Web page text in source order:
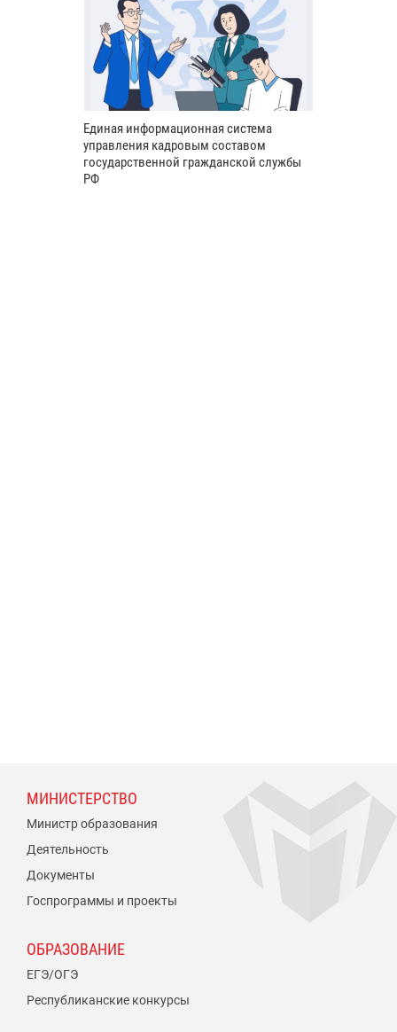
Единая информационная система
управления кадровым составом
государственной гражданской службы
РФ
МИНИСТЕРСТВО
Министр образования
Деятельность
Документы
Госпрограммы и проекты
ОБРАЗОВАНИЕ
ЕГЭ/ОГЭ
Республиканские конкурсы